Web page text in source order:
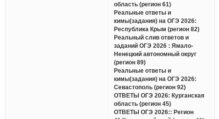
область (регион 61)
Реальные ответы и
кимы(задания) на ОГЭ 2026:
Республика Крым (регион 82)
Реальный слив ответов и
заданий ОГЭ 2026 : Ямало-
Ненецкий автономный округ
(регион 89)
Реальные ответы и
кимы(задания) на ОГЭ 2026:
Севастополь (регион 92)
ОТВЕТЫ ОГЭ 2026: Курганская
область (регион 45)
ОТВЕТЫ ОГЭ 2026:: Регион